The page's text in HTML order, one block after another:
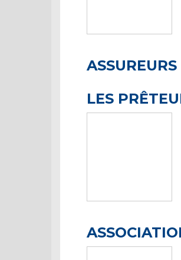
ASSUREURS
LES